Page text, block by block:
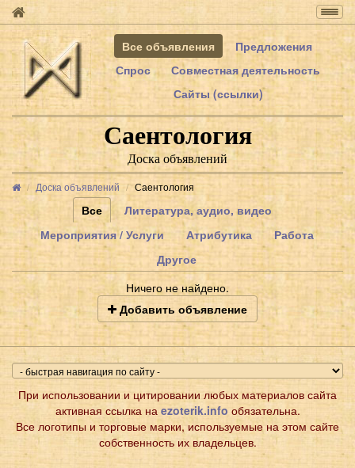
Все объявления
Предложения
Спрос
Совместная деятельность
Сайты (ссылки)
Саентология
Доска объявлений
Доска объявлений Саентология
Все
Литература, аудио, видео
Мероприятия / Услуги
Атрибутика
Работа
Другое
Ничего не найдено.
Добавить объявление
При использовании и цитировании любых материалов сайта
активная ссылка на ezoterik.info обязательна.
Все логотипы и торговые марки, используемые на этом сайте
собственность их владельцев.